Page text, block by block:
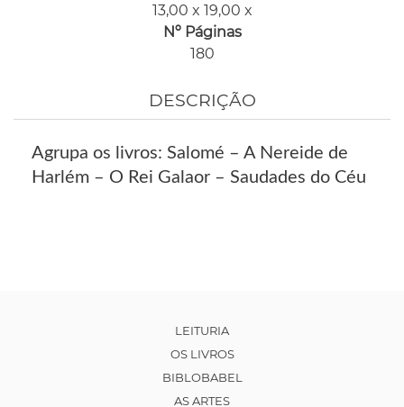
13,00 x 19,00 x
Nº Páginas
180
DESCRIÇÃO
Agrupa os livros: Salomé – A Nereide de
Harlém – O Rei Galaor – Saudades do Céu
LEITURIA
OS LIVROS
BIBLOBABEL
AS ARTES